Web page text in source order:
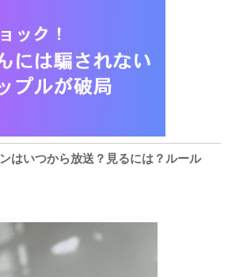
はいつから放送？見るには？ルール